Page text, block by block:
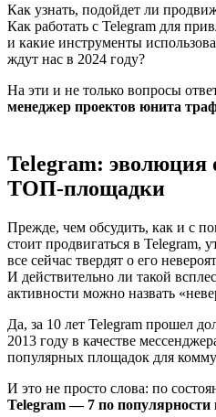
Как узнать, подойдет ли
Как работать с Telegram для
и какие инструменты
ждут нас в 2024 году?
На эти и не только вопросы
менеджер проектов юнита
Telegram: эволюция
ТОП-площадки
Прежде, чем обсудить, как и с
стоит продвигаться в Telegram,
все сейчас твердят о его
И действительно ли такой
активности можно назвать
Да, за 10 лет Telegram прошел
2013 году в качестве
популярных площадок для
И это не просто слова: по
Telegram — 7 по популярности